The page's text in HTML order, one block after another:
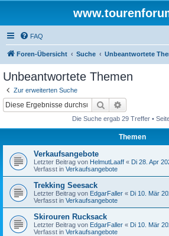
FAQ
Foren-Übersicht Suche Unbeantwortete
Unbeantwortete Themen
Zur erweiterten Suche
Suche
Die Suche ergab 29 Treffer •
Themen
Verkaufsangebote
Letzter Beitrag von HelmutLaaff « Di 28. Apr
Verfasst in Verkaufsangebote
Trekking Seesack
Letzter Beitrag von EdgarFaller « Di 10. Mär
Verfasst in Verkaufsangebote
Skirouren Rucksack
Letzter Beitrag von EdgarFaller « Di 10. Mär
Verfasst in Verkaufsangebote